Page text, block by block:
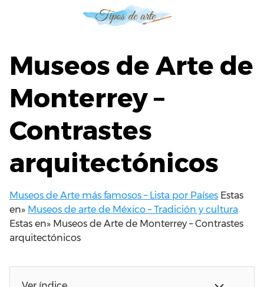
Museos de Arte de
Monterrey –
Contrastes
arquitectónicos
Museos de Arte más famosos – Lista por Países Estas
en» Museos de arte de México – Tradición y cultura
Estas en» Museos de Arte de Monterrey – Contrastes
arquitectónicos